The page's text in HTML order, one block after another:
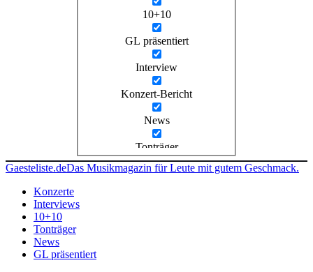
10+10
GL präsentiert
Interview
Konzert-Bericht
News
Tonträger
Gaesteliste.deDas Musikmagazin für Leute mit gutem Geschmack.
Konzerte
Interviews
10+10
Tonträger
News
GL präsentiert